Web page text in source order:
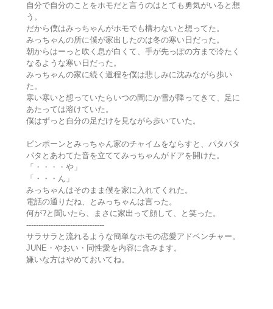
自分で自分のことをホモだと言うのはとても勇気がいると想
う。
だから僕はみっちゃんがホモでも構わないと想ってた。
みっちゃんの所に僕が家出したのは冬の寒い日だった。
朝からはーっと吹く息が白くて、手が先っぽの方まで冷たく
なるような寒い日だった。
みっちゃんの家に続く道程を僕は悲しみに沈みながら歩い
た。
寒い寒いと想っていたらいつの間にか雪が降ってきて、足に
あたっては溶けていた。
僕はずっと自分の足だけを見ながら歩いていた。
ピンポーンとみっちゃん家のチャイムをならすと、パタパタ
パタとあわてた音を立ててみっちゃんがドアを開けた。
「・・・・や」
「・・・ん」
みっちゃんはそのまま僕を家に入れてくれた。
電話の通りだね、とみっちゃんは言った。
何が?と聞いたら、まさに家出って顔して、と笑った。
--------------------------------
サラサラと流れるような簡単なホモの恋愛アドベンチャー。
JUNE・やおい・同性愛を内容に含みます。
嫌いな方はやめておいてね。